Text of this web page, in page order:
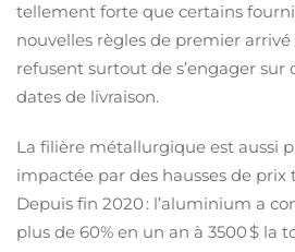
tellement forte que certains
nouvelles règles de premier
refusent surtout de s’engager sur
dates de livraison.
La filière métallurgique est aussi
impactée par des hausses de prix
Depuis fin 2020 : l’aluminium a
plus de 60% en un an à 3500 $ la